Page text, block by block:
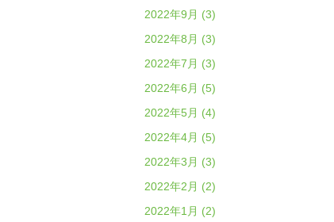
2022年9月 (3)
2022年8月 (3)
2022年7月 (3)
2022年6月 (5)
2022年5月 (4)
2022年4月 (5)
2022年3月 (3)
2022年2月 (2)
2022年1月 (2)